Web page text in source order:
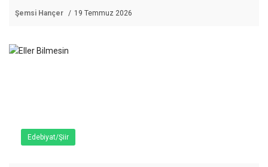
Şemsi Hançer 19 Temmuz 2026
Edebiyat/Şiir